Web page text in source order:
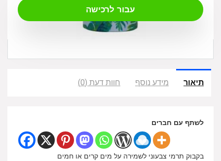
עבור לרכישה
תיאור מידע נוסף חוות דעת (0)
לשתף עם חברים
בקבוק תרמי צבעוני לשמירה על מים קרים או חמים